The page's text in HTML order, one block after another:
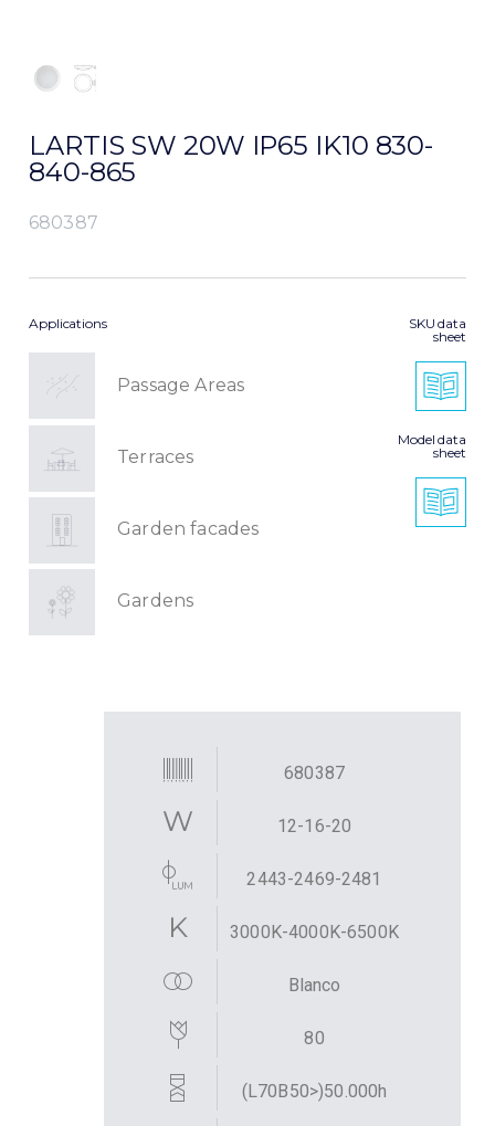
LARTIS SW 20W IP65 IK10 830-
840-865
680387
Applications
Passage Areas
Terraces
Garden facades
Gardens
SKU data
sheet
Model data
sheet
680387
12-16-20
2443-2469-2481
3000K-4000K-6500K
Blanco
80
(L70B50>)50.000h